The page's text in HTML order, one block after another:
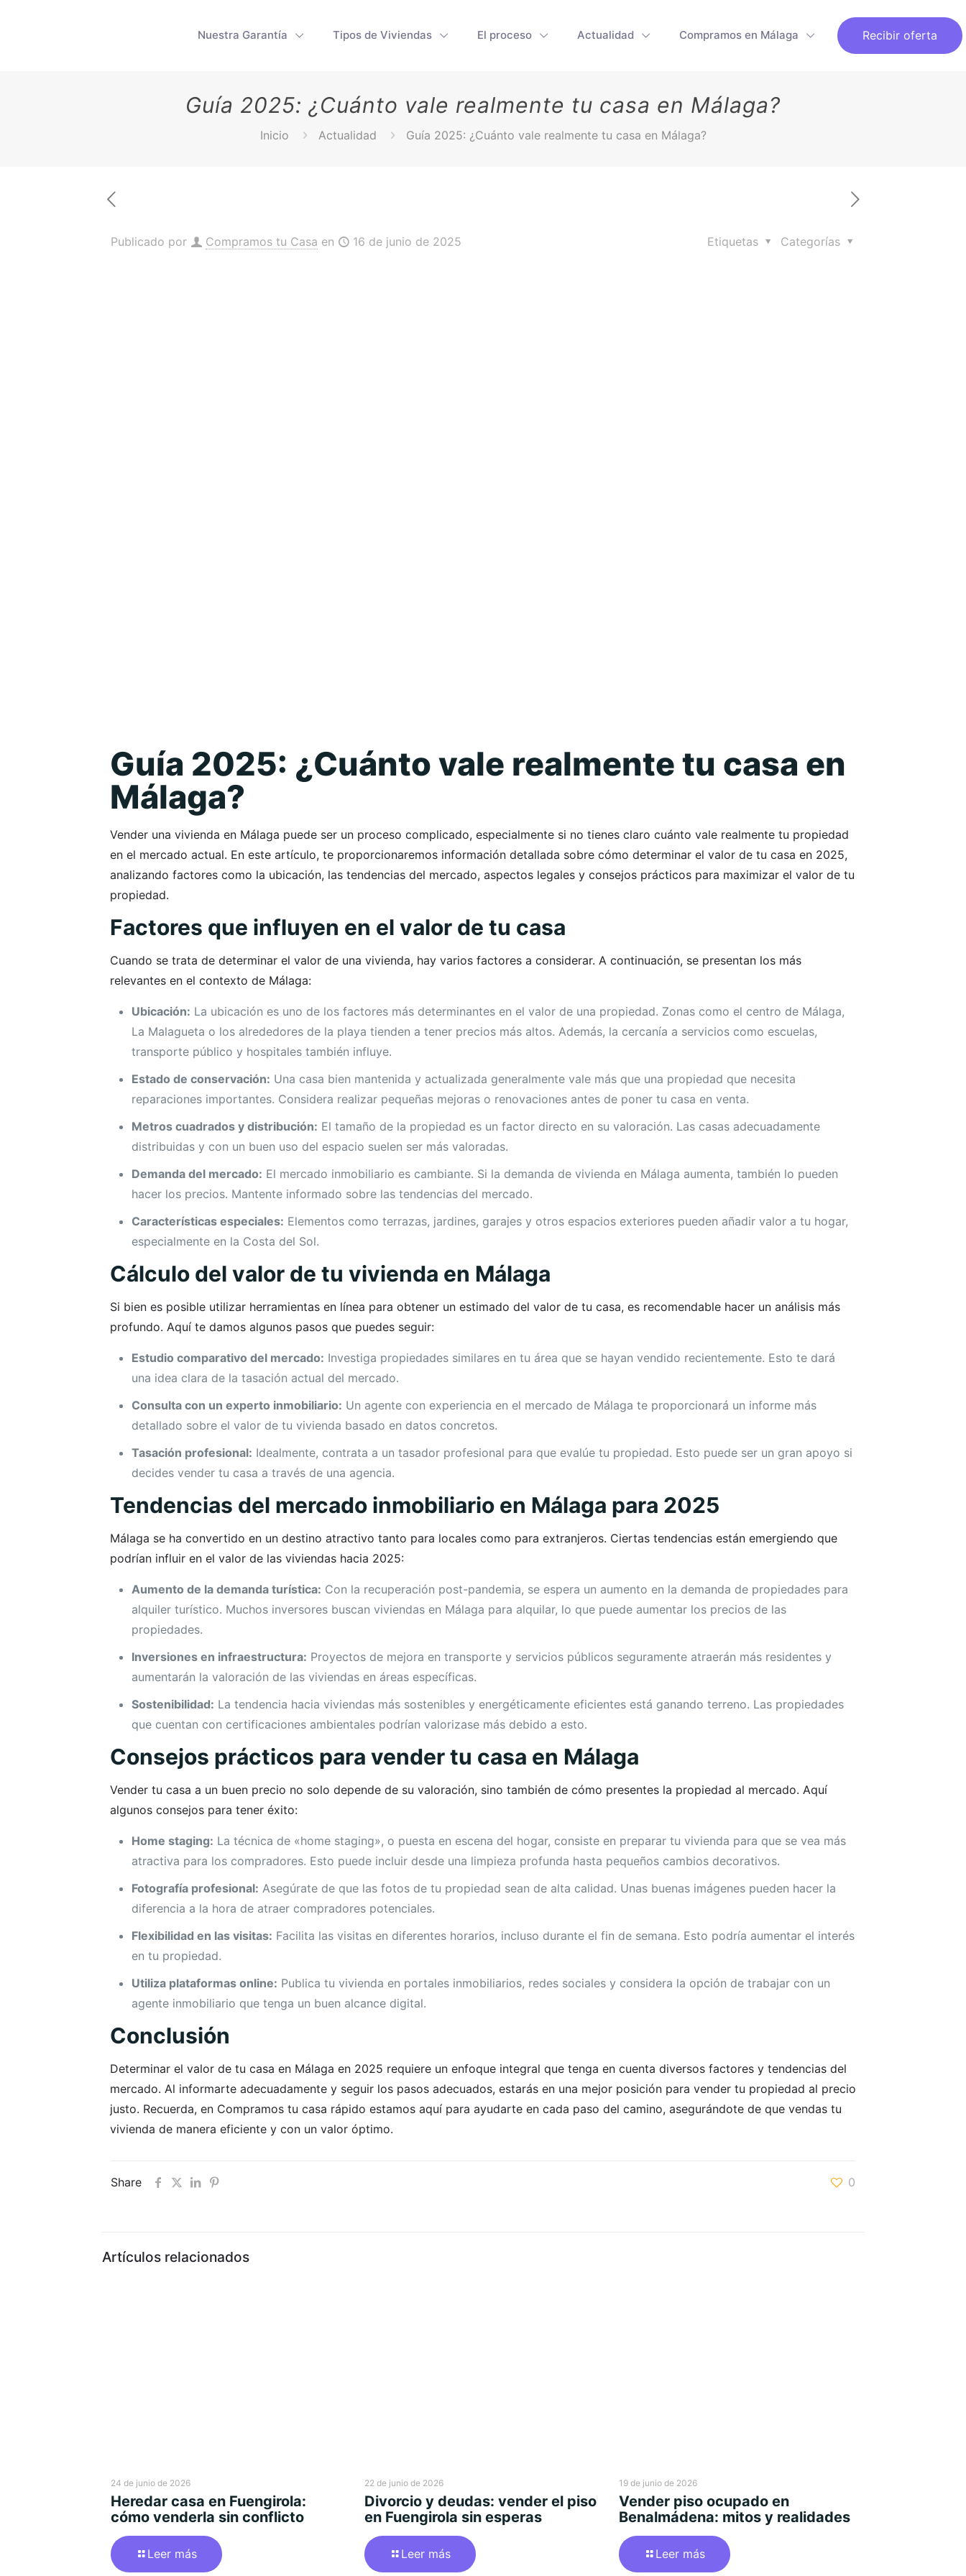
Nuestra Garantía Tipos de Viviendas El proceso Actualidad Compramos en Málaga Recibir oferta
Guía 2025: ¿Cuánto vale realmente tu casa en Málaga?
Inicio Actualidad Guía 2025: ¿Cuánto vale realmente tu casa en Málaga?
Publicado por Compramos tu Casa en 16 de junio de 2025 Categorías
Etiquetas
Guía 2025: ¿Cuánto vale realmente tu casa en
Málaga?
Vender una vivienda en Málaga puede ser un proceso complicado, especialmente si no tienes claro cuánto vale realmente tu propiedad
en el mercado actual. En este artículo, te proporcionaremos información detallada sobre cómo determinar el valor de tu casa en 2025,
analizando factores como la ubicación, las tendencias del mercado, aspectos legales y consejos prácticos para maximizar el valor de tu
propiedad.
Factores que influyen en el valor de tu casa
Cuando se trata de determinar el valor de una vivienda, hay varios factores a considerar. A continuación, se presentan los más
relevantes en el contexto de Málaga:
Ubicación: La ubicación es uno de los factores más determinantes en el valor de una propiedad. Zonas como el centro de Málaga,
La Malagueta o los alrededores de la playa tienden a tener precios más altos. Además, la cercanía a servicios como escuelas,
transporte público y hospitales también influye.
Estado de conservación: Una casa bien mantenida y actualizada generalmente vale más que una propiedad que necesita
reparaciones importantes. Considera realizar pequeñas mejoras o renovaciones antes de poner tu casa en venta.
Metros cuadrados y distribución: El tamaño de la propiedad es un factor directo en su valoración. Las casas adecuadamente
distribuidas y con un buen uso del espacio suelen ser más valoradas.
Demanda del mercado: El mercado inmobiliario es cambiante. Si la demanda de vivienda en Málaga aumenta, también lo pueden
hacer los precios. Mantente informado sobre las tendencias del mercado.
Características especiales: Elementos como terrazas, jardines, garajes y otros espacios exteriores pueden añadir valor a tu hogar,
especialmente en la Costa del Sol.
Cálculo del valor de tu vivienda en Málaga
Si bien es posible utilizar herramientas en línea para obtener un estimado del valor de tu casa, es recomendable hacer un análisis más
profundo. Aquí te damos algunos pasos que puedes seguir:
Estudio comparativo del mercado: Investiga propiedades similares en tu área que se hayan vendido recientemente. Esto te dará
una idea clara de la tasación actual del mercado.
Consulta con un experto inmobiliario: Un agente con experiencia en el mercado de Málaga te proporcionará un informe más
detallado sobre el valor de tu vivienda basado en datos concretos.
Tasación profesional: Idealmente, contrata a un tasador profesional para que evalúe tu propiedad. Esto puede ser un gran apoyo si
decides vender tu casa a través de una agencia.
Tendencias del mercado inmobiliario en Málaga para 2025
Málaga se ha convertido en un destino atractivo tanto para locales como para extranjeros. Ciertas tendencias están emergiendo que
podrían influir en el valor de las viviendas hacia 2025:
Aumento de la demanda turística: Con la recuperación post-pandemia, se espera un aumento en la demanda de propiedades para
alquiler turístico. Muchos inversores buscan viviendas en Málaga para alquilar, lo que puede aumentar los precios de las
propiedades.
Inversiones en infraestructura: Proyectos de mejora en transporte y servicios públicos seguramente atraerán más residentes y
aumentarán la valoración de las viviendas en áreas específicas.
Sostenibilidad: La tendencia hacia viviendas más sostenibles y energéticamente eficientes está ganando terreno. Las propiedades
que cuentan con certificaciones ambientales podrían valorizase más debido a esto.
Consejos prácticos para vender tu casa en Málaga
Vender tu casa a un buen precio no solo depende de su valoración, sino también de cómo presentes la propiedad al mercado. Aquí
algunos consejos para tener éxito:
Home staging: La técnica de «home staging», o puesta en escena del hogar, consiste en preparar tu vivienda para que se vea más
atractiva para los compradores. Esto puede incluir desde una limpieza profunda hasta pequeños cambios decorativos.
Fotografía profesional: Asegúrate de que las fotos de tu propiedad sean de alta calidad. Unas buenas imágenes pueden hacer la
diferencia a la hora de atraer compradores potenciales.
Flexibilidad en las visitas: Facilita las visitas en diferentes horarios, incluso durante el fin de semana. Esto podría aumentar el interés
en tu propiedad.
Utiliza plataformas online: Publica tu vivienda en portales inmobiliarios, redes sociales y considera la opción de trabajar con un
agente inmobiliario que tenga un buen alcance digital.
Conclusión
Determinar el valor de tu casa en Málaga en 2025 requiere un enfoque integral que tenga en cuenta diversos factores y tendencias del
mercado. Al informarte adecuadamente y seguir los pasos adecuados, estarás en una mejor posición para vender tu propiedad al precio
justo. Recuerda, en Compramos tu casa rápido estamos aquí para ayudarte en cada paso del camino, asegurándote de que vendas tu
vivienda de manera eficiente y con un valor óptimo.
Share 0
Artículos relacionados
24 de junio de 2026
Heredar casa en Fuengirola:
cómo venderla sin conflicto
Leer más
22 de junio de 2026
Divorcio y deudas: vender el piso
en Fuengirola sin esperas
Leer más
19 de junio de 2026
Vender piso ocupado en
Benalmádena: mitos y realidades
Leer más